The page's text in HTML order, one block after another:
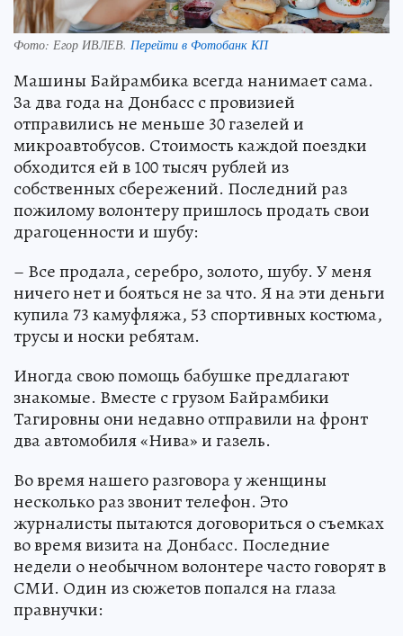
Фото: Егор ИВЛЕВ. Перейти в Фотобанк КП
Машины Байрамбика всегда нанимает сама.
За два года на Донбасс с провизией
отправились не меньше 30 газелей и
микроавтобусов. Стоимость каждой поездки
обходится ей в 100 тысяч рублей из
собственных сбережений. Последний раз
пожилому волонтеру пришлось продать свои
драгоценности и шубу:
– Все продала, серебро, золото, шубу. У меня
ничего нет и бояться не за что. Я на эти деньги
купила 73 камуфляжа, 53 спортивных костюма,
трусы и носки ребятам.
Иногда свою помощь бабушке предлагают
знакомые. Вместе с грузом Байрамбики
Тагировны они недавно отправили на фронт
два автомобиля «Нива» и газель.
Во время нашего разговора у женщины
несколько раз звонит телефон. Это
журналисты пытаются договориться о съемках
во время визита на Донбасс. Последние
недели о необычном волонтере часто говорят в
СМИ. Один из сюжетов попался на глаза
правнучки: